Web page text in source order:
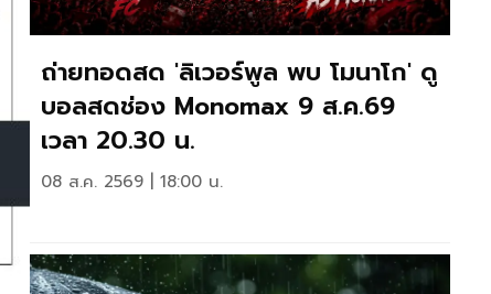
ถ่ายทอดสด 'ลิเวอร์พูล พบ โมนาโก' ดู
บอลสดช่อง Monomax 9 ส.ค.69
เวลา 20.30 น.
08 ส.ค. 2569 | 18:00 น.